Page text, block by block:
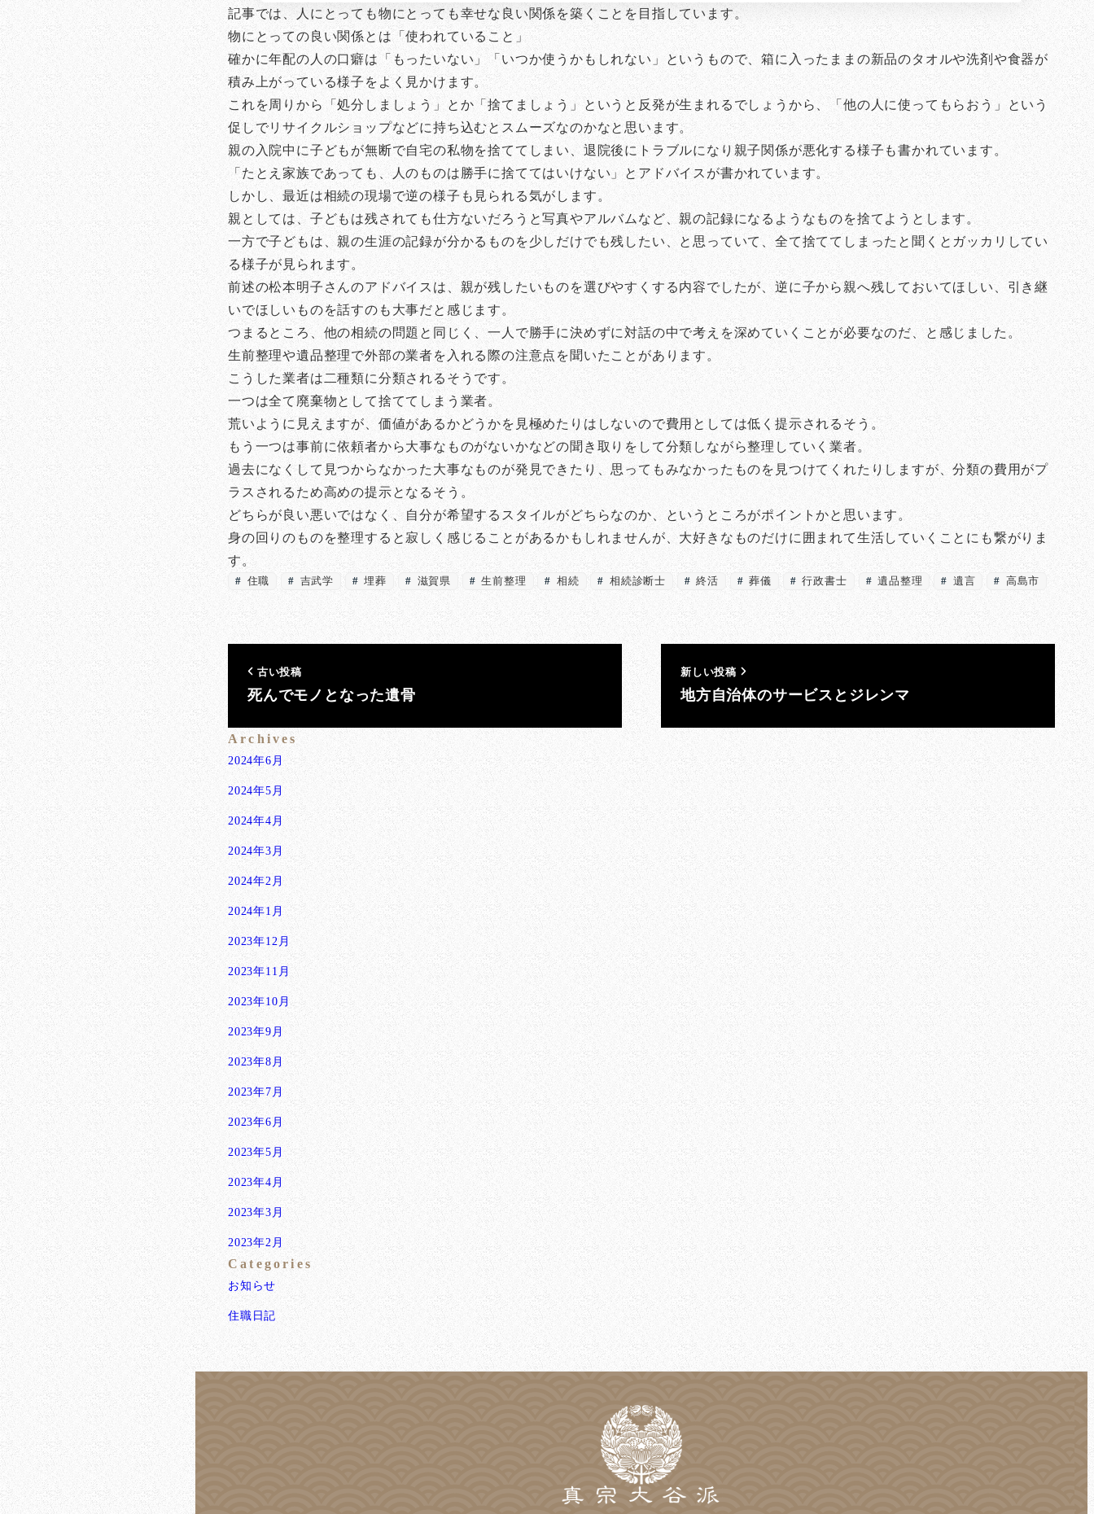
記事では、人にとっても物にとっても幸せな良い関係を築くことを目指しています。
物にとっての良い関係とは「使われていること」
確かに年配の人の口癖は「もったいない」「いつか使うかもしれない」というもので、箱に入ったままの新品のタオルや洗剤や食器が
積み上がっている様子をよく見かけます。
これを周りから「処分しましょう」とか「捨てましょう」というと反発が生まれるでしょうから、「他の人に使ってもらおう」という
促しでリサイクルショップなどに持ち込むとスムーズなのかなと思います。
親の入院中に子どもが無断で自宅の私物を捨ててしまい、退院後にトラブルになり親子関係が悪化する様子も書かれています。
「たとえ家族であっても、人のものは勝手に捨ててはいけない」とアドバイスが書かれています。
しかし、最近は相続の現場で逆の様子も見られる気がします。
親としては、子どもは残されても仕方ないだろうと写真やアルバムなど、親の記録になるようなものを捨てようとします。
一方で子どもは、親の生涯の記録が分かるものを少しだけでも残したい、と思っていて、全て捨ててしまったと聞くとガッカリしてい
る様子が見られます。
前述の松本明子さんのアドバイスは、親が残したいものを選びやすくする内容でしたが、逆に子から親へ残しておいてほしい、引き継
いでほしいものを話すのも大事だと感じます。
つまるところ、他の相続の問題と同じく、一人で勝手に決めずに対話の中で考えを深めていくことが必要なのだ、と感じました。
生前整理や遺品整理で外部の業者を入れる際の注意点を聞いたことがあります。
こうした業者は二種類に分類されるそうです。
一つは全て廃棄物として捨ててしまう業者。
荒いように見えますが、価値があるかどうかを見極めたりはしないので費用としては低く提示されるそう。
もう一つは事前に依頼者から大事なものがないかなどの聞き取りをして分類しながら整理していく業者。
過去になくして見つからなかった大事なものが発見できたり、思ってもみなかったものを見つけてくれたりしますが、分類の費用がプ
ラスされるため高めの提示となるそう。
どちらが良い悪いではなく、自分が希望するスタイルがどちらなのか、というところがポイントかと思います。
身の回りのものを整理すると寂しく感じることがあるかもしれませんが、大好きなものだけに囲まれて生活していくことにも繋がりま
す。
住職 吉武学 埋葬 滋賀県 生前整理 相続 相続診断士 終活 葬儀 行政書士 遺品整理 遺言 高島市
古い投稿
死んでモノとなった遺骨
新しい投稿
地方自治体のサービスとジレンマ
Archives
2024年6月
2024年5月
2024年4月
2024年3月
2024年2月
2024年1月
2023年12月
2023年11月
2023年10月
2023年9月
2023年8月
2023年7月
2023年6月
2023年5月
2023年4月
2023年3月
2023年2月
Categories
お知らせ
住職日記